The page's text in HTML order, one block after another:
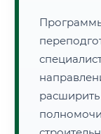
📜 Документы и